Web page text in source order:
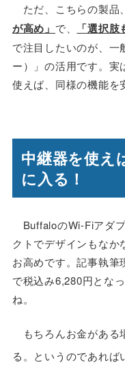
ただ、こちらの製品
が高め」 で、 「選択
で注目したいのが、一
ー）」の活用です。実
使えば、同様の機能を
中継器を使え
に入る！
BuffaloのWi-Fiアダ
クトでデザインもな
お高めです。記事執
で税込み6,280円とな
ね。
もちろんお金がある
る。というのであれば